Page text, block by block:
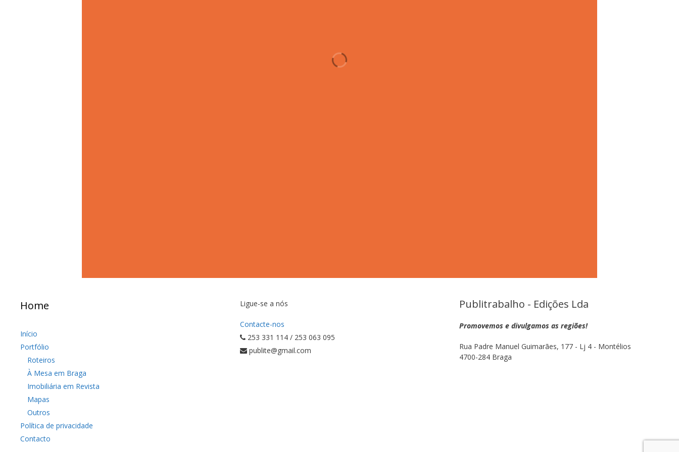
Home
Início
Portfólio
Roteiros
À Mesa em Braga
Imobiliária em Revista
Mapas
Outros
Política de privacidade
Contacto
Ligue-se a nós
Contacte-nos
253 331 114 / 253 063 095
publite@gmail.com
Publitrabalho - Edições Lda
Promovemos e divulgamos as regiões!
Rua Padre Manuel Guimarães, 177 - Lj 4 - Montélios
4700-284 Braga